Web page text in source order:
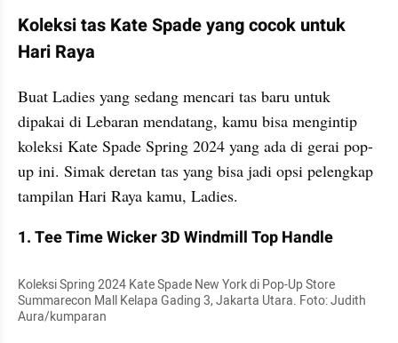
Koleksi tas Kate Spade yang cocok untuk
Hari Raya
Buat Ladies yang sedang mencari tas baru untuk
dipakai di Lebaran mendatang, kamu bisa mengintip
koleksi Kate Spade Spring 2024 yang ada di gerai pop-
up ini. Simak deretan tas yang bisa jadi opsi pelengkap
tampilan Hari Raya kamu, Ladies.
1. Tee Time Wicker 3D Windmill Top Handle
Koleksi Spring 2024 Kate Spade New York di Pop-Up Store
Summarecon Mall Kelapa Gading 3, Jakarta Utara. Foto: Judith
Aura/kumparan